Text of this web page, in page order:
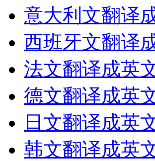
意大利文翻译
西班牙文翻译
法文翻译成英
德文翻译成英
日文翻译成英
韩文翻译成英